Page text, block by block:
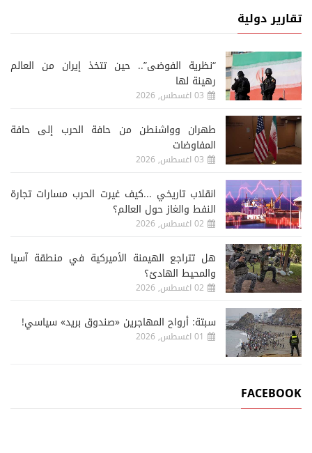
تقارير دولية
“نظرية الفوضى”.. حين تتخذ إيران من العالم
رهينة لها
03 اغسطس, 2026
طهران وواشنطن من حافة الحرب إلى حافة
المفاوضات
03 اغسطس, 2026
انقلاب تاريخي ...كيف غيرت الحرب مسارات تجارة
النفط والغاز حول العالم؟
02 اغسطس, 2026
هل تتراجع الهيمنة الأميركية في منطقة آسيا
والمحيط الهادئ؟
02 اغسطس, 2026
سبتة: أرواح المهاجرين «صندوق بريد» سياسي!
01 اغسطس, 2026
FACEBOOK